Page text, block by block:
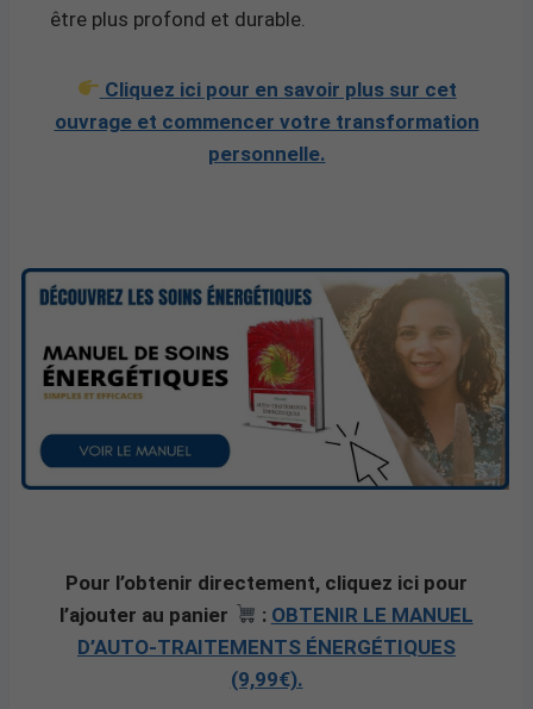
être plus profond et durable.
Cliquez ici pour en savoir plus sur cet
ouvrage et commencer votre transformation
personnelle.
Pour l’obtenir directement, cliquez ici pour
l’ajouter au panier
: OBTENIR LE MANUEL
D’AUTO-TRAITEMENTS ÉNERGÉTIQUES
(9,99€).